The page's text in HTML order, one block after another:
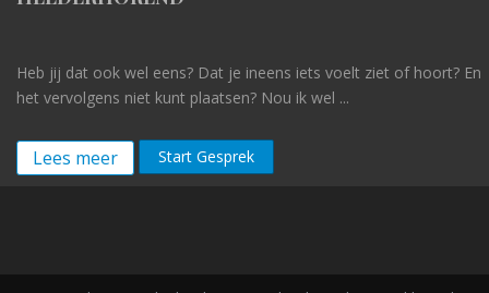
Heb jij dat ook wel eens? Dat je ineens iets voelt ziet of hoort? En
het vervolgens niet kunt plaatsen? Nou ik wel ...
Lees meer Start Gesprek